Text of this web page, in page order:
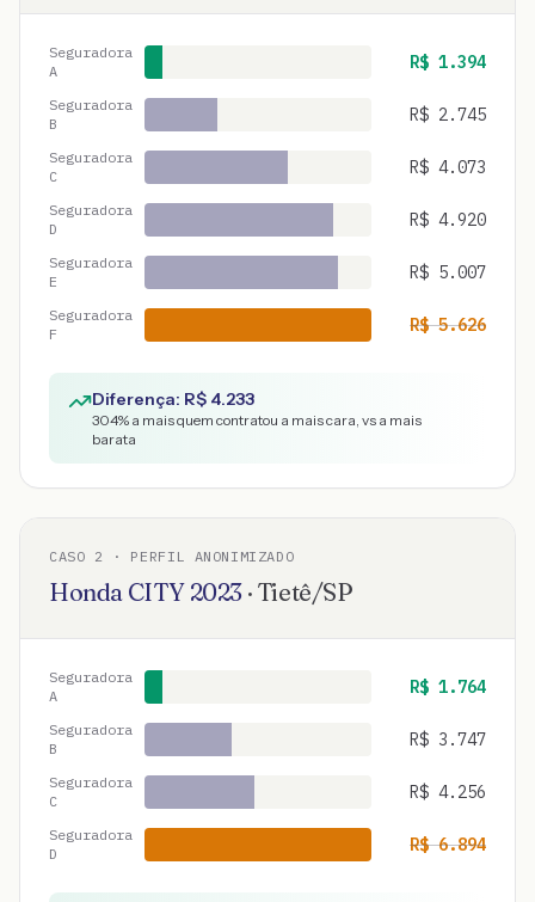
Seguradora
A
R$ 1.394
Seguradora
B
R$ 2.745
Seguradora
C
R$ 4.073
Seguradora
D
R$ 4.920
Seguradora
E
R$ 5.007
Seguradora
F
R$5.626
Diferença: R$ 4.233
304% a mais quem contratou a mais cara, vs a mais
barata
CASO 2 · PERFIL ANONIMIZADO
Honda CITY 2023 · Tietê/SP
Seguradora
A
R$ 1.764
Seguradora
B
R$ 3.747
Seguradora
C
R$ 4.256
Seguradora
D
R$6.894